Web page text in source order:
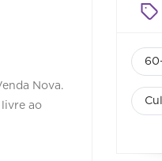
Nova.
ao